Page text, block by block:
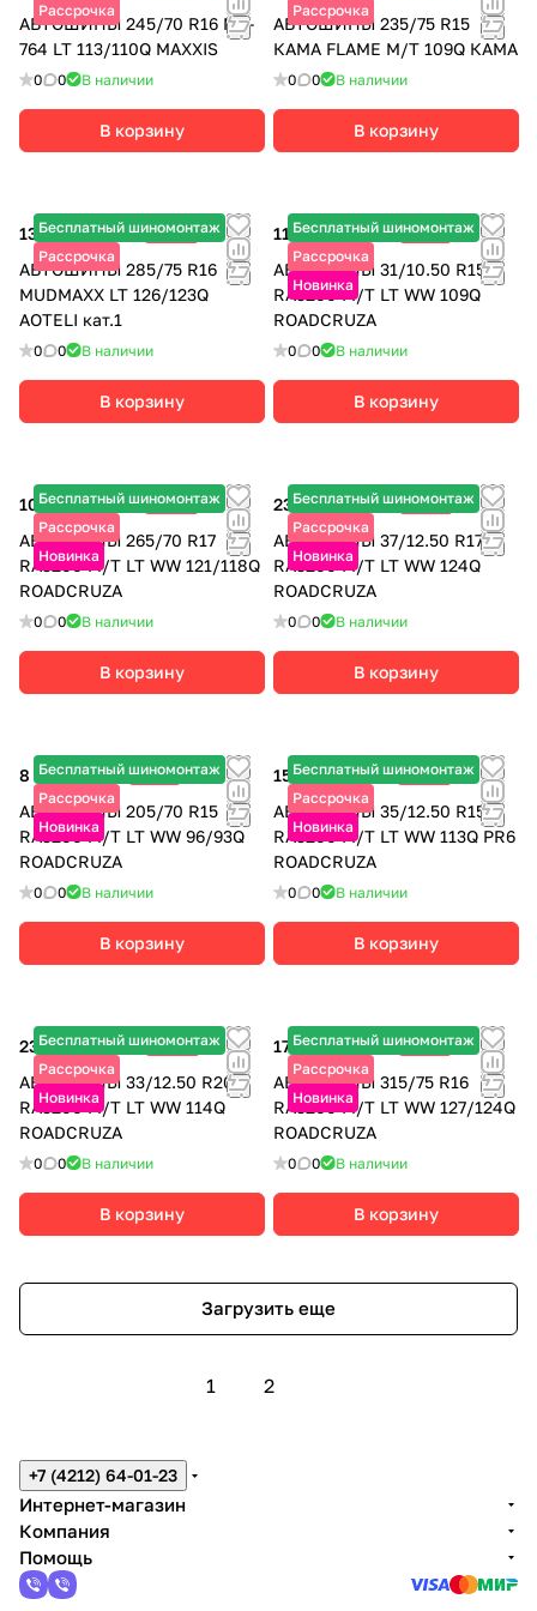
Рассрочка
АВТОШИНЫ 245/70 R16 MT-
764 LT 113/110Q MAXXIS
0 0 В наличии
В корзину
Рассрочка
АВТОШИНЫ 235/75 R15
КАМА FLAME M/T 109Q КАМА
0 0 В наличии
В корзину
Бесплатный шиномонтаж
Рассрочка
13 245 ₽18 920 ₽ -30%
АВТОШИНЫ 285/75 R16
MUDMAXX LT 126/123Q
AOTELI кат.1
0 0 В наличии
В корзину
Бесплатный шиномонтаж
Рассрочка
Новинка
11 890 ₽13 990 ₽ -15%
АВТОШИНЫ 31/10.50 R15
RA3200 M/T LT WW 109Q
ROADCRUZA
0 0 В наличии
В корзину
Бесплатный шиномонтаж
Рассрочка
Новинка
10 915 ₽15 590 ₽ -30%
АВТОШИНЫ 265/70 R17
RA3200 M/T LT WW 121/118Q
ROADCRUZA
0 0 В наличии
В корзину
Бесплатный шиномонтаж
Рассрочка
Новинка
23 565 ₽31 420 ₽ -25%
АВТОШИНЫ 37/12.50 R17
RA3200 M/T LT WW 124Q
ROADCRUZA
0 0 В наличии
В корзину
Бесплатный шиномонтаж
Рассрочка
Новинка
8 220 ₽9 670 ₽ -15%
АВТОШИНЫ 205/70 R15
RA3200 M/T LT WW 96/93Q
ROADCRUZA
0 0 В наличии
В корзину
Бесплатный шиномонтаж
Рассрочка
Новинка
15 055 ₽21 510 ₽ -30%
АВТОШИНЫ 35/12.50 R15 **
RA3200 M/T LT WW 113Q PR6
ROADCRUZA
0 0 В наличии
В корзину
Бесплатный шиномонтаж
Рассрочка
Новинка
23 105 ₽28 880 ₽ -20%
АВТОШИНЫ 33/12.50 R20
RA3200 M/T LT WW 114Q
ROADCRUZA
0 0 В наличии
В корзину
Бесплатный шиномонтаж
Рассрочка
Новинка
17 310 ₽23 080 ₽ -25%
АВТОШИНЫ 315/75 R16
RA3200 M/T LT WW 127/124Q
ROADCRUZA
0 0 В наличии
В корзину
Загрузить еще
1 2
+7 (4212) 64-01-23
Интернет-магазин
Компания
Помощь